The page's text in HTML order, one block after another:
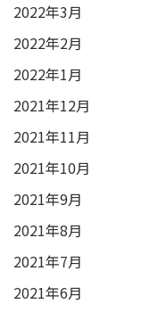
2022年3月
2022年2月
2022年1月
2021年12月
2021年11月
2021年10月
2021年9月
2021年8月
2021年7月
2021年6月